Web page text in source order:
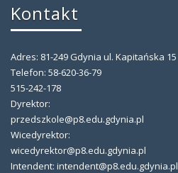
Kontakt
Adres: 81-249 Gdynia ul. Kapitańska 15
Telefon: 58-620-36-79
515-242-178
Dyrektor:
przedszkole@p8.edu.gdynia.pl
Wicedyrektor:
wicedyrektor@p8.edu.gdynia.pl
Intendent: intendent@p8.edu.gdynia.pl